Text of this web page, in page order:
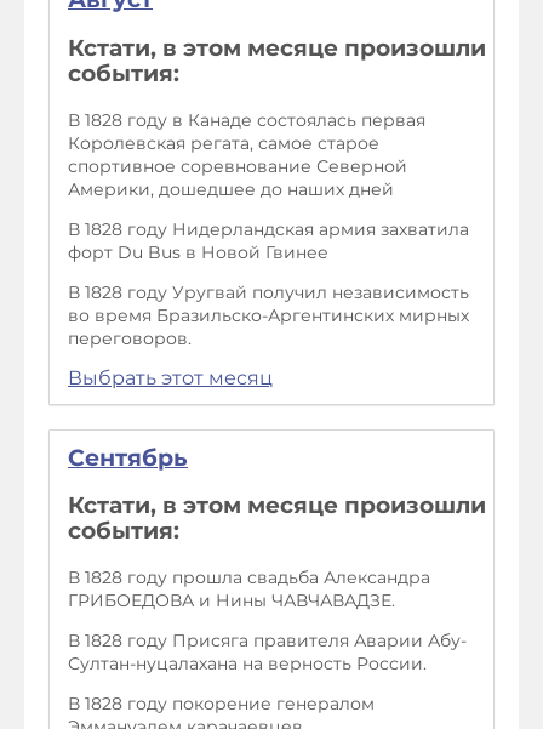
Кстати, в этом месяце произошли
события:
В 1828 году в Канаде состоялась первая
Королевская регата, самое старое
спортивное соревнование Северной
Америки, дошедшее до наших дней
В 1828 году Нидерландская армия захватила
форт Du Bus в Новой Гвинее
В 1828 году Уругвай получил независимость
во время Бразильско-Аргентинских мирных
переговоров.
Выбрать этот месяц
Сентябрь
Кстати, в этом месяце произошли
события:
В 1828 году прошла свадьба Александра
ГРИБОЕДОВА и Нины ЧАВЧАВАДЗЕ.
В 1828 году Присяга правителя Аварии Абу-
Султан-нуцалахана на верность России.
В 1828 году покорение генералом